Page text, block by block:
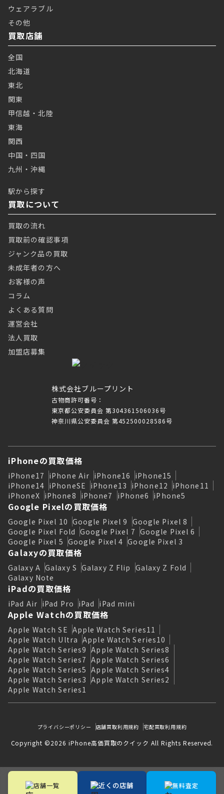
株式会社ブループリント
古物商許可番号：
東京都公安委員会 第304361506036号
神奈川県公安委員会 第452500028586号
ウェアラブル
その他
買取店舗
全国
北海道
東北
関東
甲信越・北陸
東海
関西
中国・四国
九州・沖縄
駅から探す
買取について
買取の流れ
買取前の確認事項
ジャンク品の買取
未成年者の方へ
お客様の声
コラム
よくある質問
運営会社
法人買取
加盟店募集
iPhoneの買取価格
iPhone17 iPhone Air iPhone16 iPhone15
iPhone14 iPhoneSE iPhone13 iPhone12 iPhone11
iPhoneX iPhone8 iPhone7 iPhone6 iPhone5
Google Pixelの買取価格
Google Pixel 10 Google Pixel 9 Google Pixel 8
Google Pixel Fold Google Pixel 7 Google Pixel 6
Google Pixel 5 Google Pixel 4 Google Pixel 3
Galaxyの買取価格
Galaxy A Galaxy S Galaxy Z Flip Galaxy Z Fold
Galaxy Note
iPadの買取価格
iPad Air iPad Pro iPad iPad mini
Apple Watchの買取価格
Apple Watch SE Apple Watch Series11
Apple Watch Ultra Apple Watch Series10
Apple Watch Series9 Apple Watch Series8
Apple Watch Series7 Apple Watch Series6
Apple Watch Series5 Apple Watch Series4
Apple Watch Series3 Apple Watch Series2
Apple Watch Series1
プライバシーポリシー 店舗買取利用規約 宅配買取利用規約
Copyright ©2026 iPhone高価買取のクイック All Rights Reserved.
店舗一覧 近くの店舗 無料査定